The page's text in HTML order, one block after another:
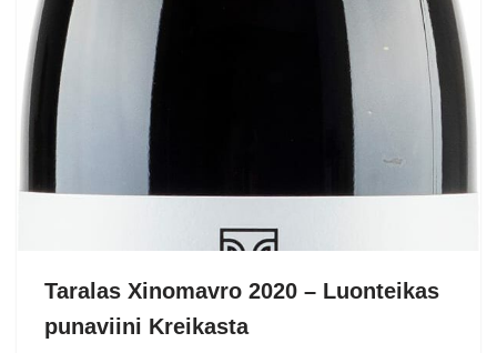
Taralas Xinomavro 2020 – Luonteikas
punaviini Kreikasta